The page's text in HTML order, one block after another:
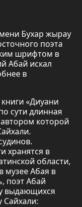
Бухар жырау
поэта
шрифтом в
Абай искал
в
«Диуани
сути длинная
которой
хранятся в
области,
музее Абая в
поэт Абай
выдающихся
Сайхали: